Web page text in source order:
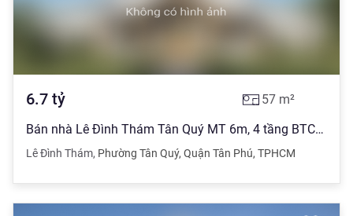
6.7 tỷ 57 m²
Bán nhà Lê Đình Thám Tân Quý MT 6m, 4 tầng BTCT, ngang 4.5m, CỰC RẺ TL
Lê Đình Thám, Phường Tân Quý, Quận Tân Phú, TPHCM